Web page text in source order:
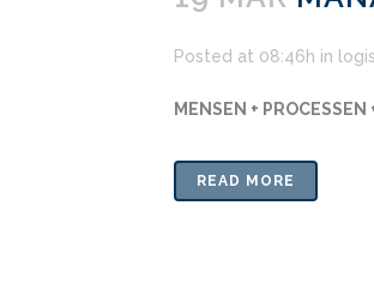
Posted at 08:46h in
MENSEN +
READ MORE